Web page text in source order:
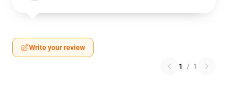
Write your review
1 / 1